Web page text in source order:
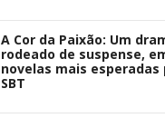
A Cor da Paixão: Um
rodeado de suspense,
novelas mais esperadas
SBT